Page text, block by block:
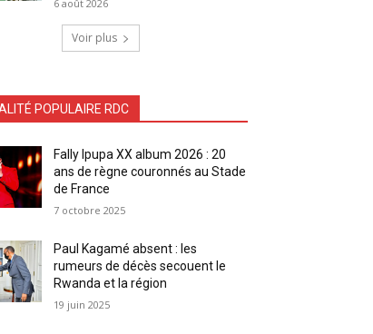
6 août 2026
Voir plus
POPULAIRE RDC
Fally Ipupa XX album 2026 : 20
ans de règne couronnés au Stade
de France
7 octobre 2025
Paul Kagamé absent : les
rumeurs de décès secouent le
Rwanda et la région
19 juin 2025